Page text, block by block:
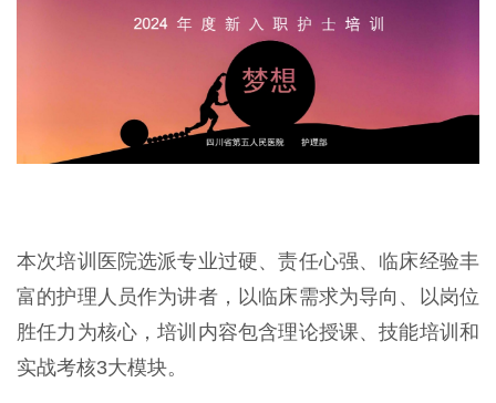
本次培训医院选派专业过硬、责任心强、临床经验丰
富的护理人员作为讲者，以临床需求为导向、以岗位
胜任力为核心，培训内容包含理论授课、技能培训和
实战考核3大模块。